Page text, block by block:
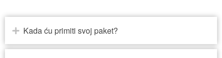
Kada ću primiti svoj paket?